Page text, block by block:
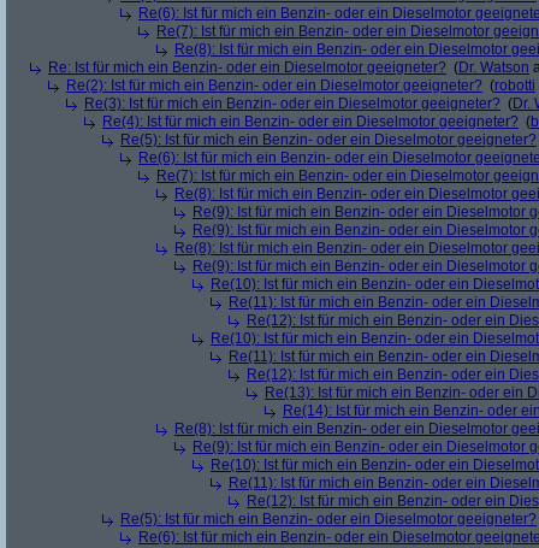
Re(6): Ist für mich ein Benzin- oder ein Dieselmotor
Re(7): Ist für mich ein Benzin- oder ein Dieselmotor
Re(8): Ist für mich ein Benzin- oder ein Dieselmotor
Re: Ist für mich ein Benzin- oder ein Dieselmotor geeigneter? (Dr. Watson
Re(2): Ist für mich ein Benzin- oder ein Dieselmotor geeigneter? (robotti
Re(3): Ist für mich ein Benzin- oder ein Dieselmotor geeigneter? (Dr.
Re(4): Ist für mich ein Benzin- oder ein Dieselmotor geeigneter? (
Re(5): Ist für mich ein Benzin- oder ein Dieselmotor geeigneter?
Re(6): Ist für mich ein Benzin- oder ein Dieselmotor
Re(7): Ist für mich ein Benzin- oder ein Dieselmotor
Re(8): Ist für mich ein Benzin- oder ein Dieselmotor
Re(9): Ist für mich ein Benzin- oder ein Dieselmotor
Re(9): Ist für mich ein Benzin- oder ein Dieselmotor
Re(8): Ist für mich ein Benzin- oder ein Dieselmotor
Re(9): Ist für mich ein Benzin- oder ein Dieselmotor
Re(10): Ist für mich ein Benzin- oder ein
Re(11): Ist für mich ein Benzin- oder ein
Re(12): Ist für mich ein Benzin- oder ein
Re(10): Ist für mich ein Benzin- oder ein
Re(11): Ist für mich ein Benzin- oder ein
Re(12): Ist für mich ein Benzin- oder ein
Re(13): Ist für mich ein Benzin- oder ein
Re(14): Ist für mich ein Benzin- oder
Re(8): Ist für mich ein Benzin- oder ein Dieselmotor
Re(9): Ist für mich ein Benzin- oder ein Dieselmotor
Re(10): Ist für mich ein Benzin- oder ein
Re(11): Ist für mich ein Benzin- oder ein
Re(12): Ist für mich ein Benzin- oder ein
Re(5): Ist für mich ein Benzin- oder ein Dieselmotor geeigneter?
Re(6): Ist für mich ein Benzin- oder ein Dieselmotor